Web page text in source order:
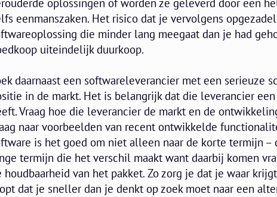
eenmanszaken. Het risico dat je vervolgens
die minder lang meegaat dan je had
uiteindelijk duurkoop.
daarnaast een softwareleverancier met een serieuze
in de markt. Het is belangrijk dat die leverancier
Vraag hoe die leverancier de markt en de
naar voorbeelden van recent ontwikkelde
is het goed om niet alleen naar de korte termijn –
termijn die het verschil maakt want daarbij komen
houdbaarheid van het pakket. Zo zorg je dat je waar
dat je sneller dan je denkt op zoek moet naar een